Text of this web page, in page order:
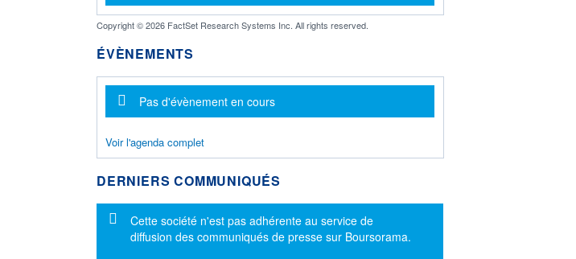
Copyright © 2026 FactSet Research Systems Inc. All rights reserved.
ÉVÈNEMENTS
Message d'information
Pas d'évènement en cours
Voir l'agenda complet
DERNIERS COMMUNIQUÉS
Message d'information
Cette société n'est pas adhérente au service de
diffusion des communiqués de presse sur Boursorama.